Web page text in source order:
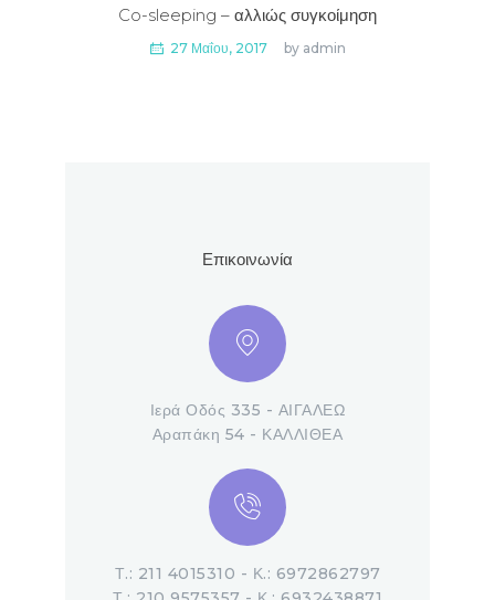
Co-sleeping – αλλιώς συγκοίμηση
27 Μαΐου, 2017 by admin
Επικοινωνία
Ιερά Οδός 335 - ΑΙΓΑΛΕΩ
Αραπάκη 54 - ΚΑΛΛΙΘΕΑ
Τ.: 211 4015310 - Κ.: 6972862797